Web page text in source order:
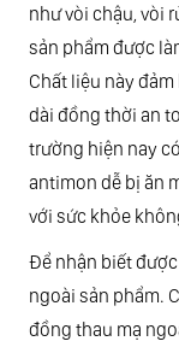
như vòi chậu, vòi
sản phẩm được
Chất liệu này
dài đồng thời an
trường hiện nay
antimon dễ bị ăn
với sức khỏe
Để nhận biết
ngoài sản phẩm.
đồng thau mạ